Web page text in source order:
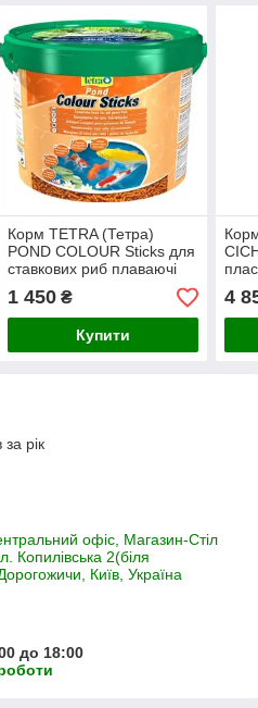
Корм TETRA (Тетра)
POND COLOUR Sticks для
ставкових риб плаваючі
л/1,9 кг
1 450₴
Купити
4
рік
офіс, Магазин-Стіл
Копилівська 2(біля
Київ, Україна
до 18:00